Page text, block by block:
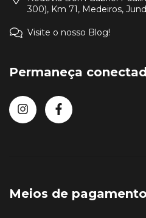
300), Km 71, Medeiros,
Visite o nosso Blog!
Permaneça
Meios de pagamento